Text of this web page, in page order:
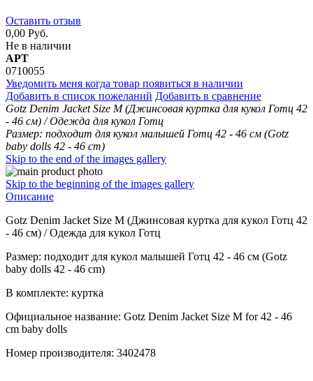
Оставить отзыв
0,00 Руб.
Не в наличии
АРТ
0710055
Уведомить меня когда товар появиться в наличии
Добавить в список пожеланий Добавить в сравнение
Gotz Denim Jacket Size M (Джинсовая куртка для кукол Готц 42
- 46 см) / Одежда для кукол Готц
Размер: подходит для кукол малышей Готц 42 - 46 см (Gotz
baby dolls 42 - 46 сm)
Skip to the end of the images gallery
Skip to the beginning of the images gallery
Описание
Gotz Denim Jacket Size M (Джинсовая куртка для кукол Готц 42
- 46 см) / Одежда для кукол Готц
Размер: подходит для кукол малышей Готц 42 - 46 см (Gotz
baby dolls 42 - 46 сm)
В комплекте: куртка
Официальное название: Gotz Denim Jacket Size M for 42 - 46
cm baby dolls
Номер производителя: 3402478